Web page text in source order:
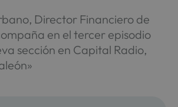
Director Financiero de
en el tercer episodio
sección en Capital Radio,